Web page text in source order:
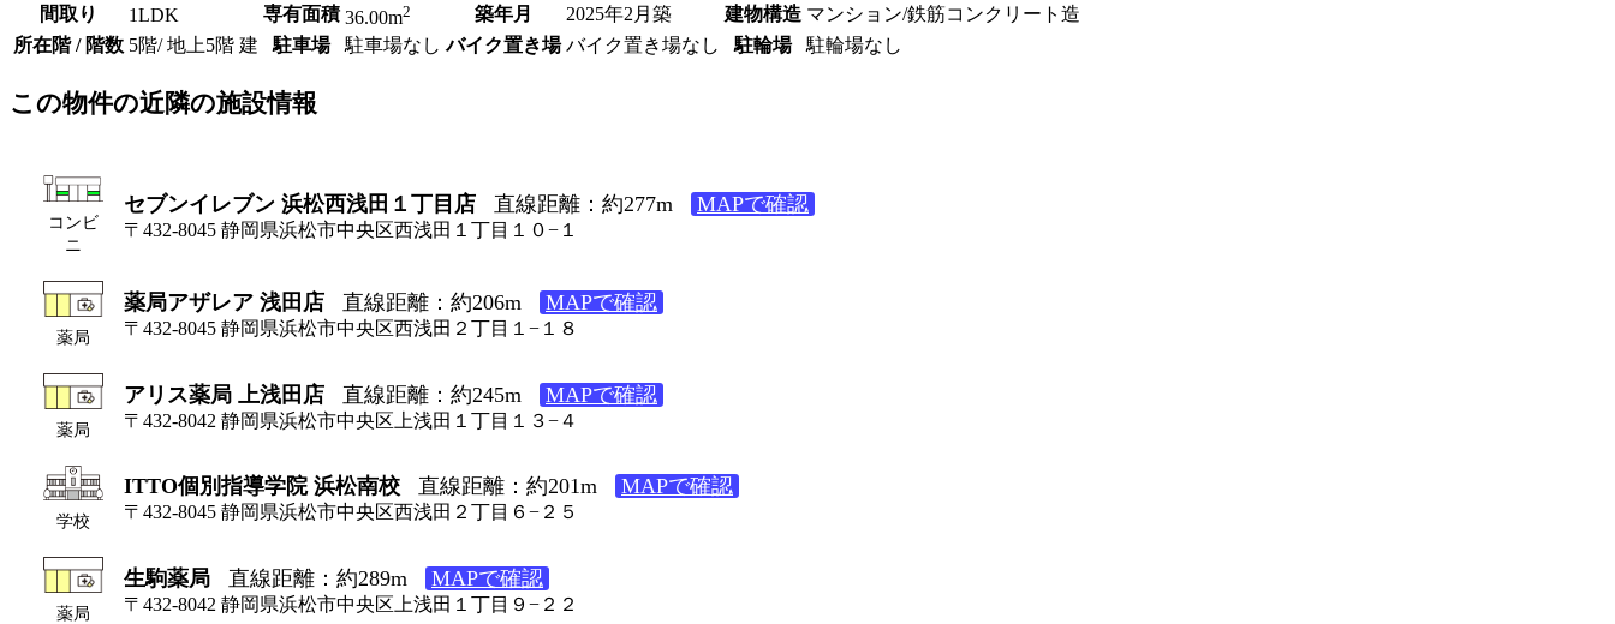
間取り
1LDK 専有面積 36.00m2 築年月 2025年2月築 建物構造 マンション/鉄筋コンクリート造
所在階 / 階数 5階/ 地上5階 建 駐車場 駐車場なし バイク置き場 バイク置き場なし 駐輪場 駐輪場なし
この物件の近隣の施設情報
コンビ
ニ
セブンイレブン 浜松西浅田１丁目店 直線距離：約277m MAPで確認
〒432-8045 静岡県浜松市中央区西浅田１丁目１０−１
薬局
薬局アザレア 浅田店 直線距離：約206m MAPで確認
〒432-8045 静岡県浜松市中央区西浅田２丁目１−１８
薬局
アリス薬局 上浅田店 直線距離：約245m MAPで確認
〒432-8042 静岡県浜松市中央区上浅田１丁目１３−４
学校
ITTO個別指導学院 浜松南校 直線距離：約201m MAPで確認
〒432-8045 静岡県浜松市中央区西浅田２丁目６−２５
薬局
生駒薬局 直線距離：約289m MAPで確認
〒432-8042 静岡県浜松市中央区上浅田１丁目９−２２